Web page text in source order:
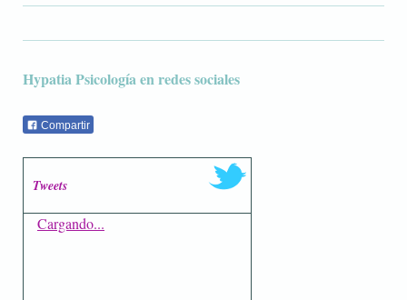
Hypatia Psicología en redes sociales
Compartir
Tweets
Cargando...